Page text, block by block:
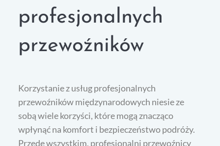
profesjonalnych
przewoźników
Korzystanie z usług profesjonalnych
przewoźników międzynarodowych niesie ze
sobą wiele korzyści, które mogą znacząco
wpłynąć na komfort i bezpieczeństwo podróży.
Przede wszystkim, profesjonalni przewoźnicy